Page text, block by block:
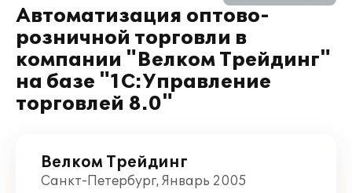
Автоматизация оптово-
розничной торговли в
компании "Велком Трейдинг"
на базе "1С:Управление
торговлей 8.0"
Велком Трейдинг
Санкт-Петербург, Январь 2005